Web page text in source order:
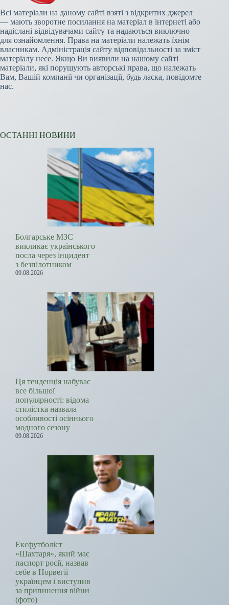
Всі матеріали на даному сайті взяті з відкритих джерел
— мають зворотне посилання на матеріал в інтернеті або
надіслані відвідувачами сайту та надаються виключно
для ознайомлення. Права на матеріали належать їхнім
власникам. Адміністрація сайту відповідальності за зміст
матеріалу несе. Якщо Ви виявили на нашому сайті
матеріали, які порушують авторські права, що належать
Вам, Вашій компанії чи організації, будь ласка, повідомте
нас.
ОСТАННІ НОВИНИ
Болгарське МЗС
викликає українського
посла через інцидент
з безпілотником
09.08.2026
Ця тенденція набуває
все більшої
популярності: відома
стилістка назвала
особливості осіннього
модного сезону
09.08.2026
Ексфутболіст
«Шахтаря», який має
паспорт росії, назвав
себе в Норвегії
українцем і виступив
за припинення війни
(фото)